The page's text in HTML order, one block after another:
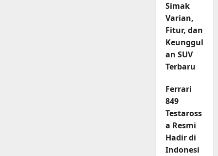
Simak
Varian,
Fitur, dan
Keunggul
an SUV
Terbaru
Ferrari
849
Testaross
a Resmi
Hadir di
Indonesi